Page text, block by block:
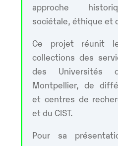
approche
sociétale, éthique et
Ce projet réunit
collections des
des Universités
Montpellier, de
et centres de
et du CIST.
Pour sa